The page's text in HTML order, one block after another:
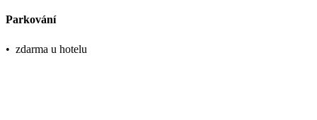
Parkování
• zdarma u hotelu